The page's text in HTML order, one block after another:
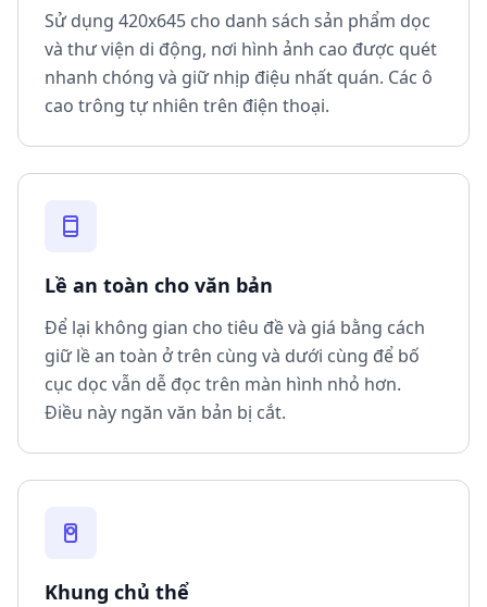
Sử dụng 420x645 cho danh sách sản phẩm dọc
và thư viện di động, nơi hình ảnh cao được quét
nhanh chóng và giữ nhịp điệu nhất quán. Các ô
cao trông tự nhiên trên điện thoại.
Lề an toàn cho văn bản
Để lại không gian cho tiêu đề và giá bằng cách
giữ lề an toàn ở trên cùng và dưới cùng để bố
cục dọc vẫn dễ đọc trên màn hình nhỏ hơn.
Điều này ngăn văn bản bị cắt.
Khung chủ thể